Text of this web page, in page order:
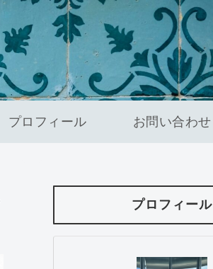
プロフィール お問い合わせ
プロフィール